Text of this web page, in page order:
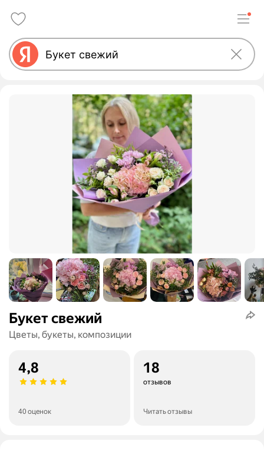
Букет свежий
Цветы, букеты, композиции
4,8
40 оценок
18
отзывов
Читать отзывы